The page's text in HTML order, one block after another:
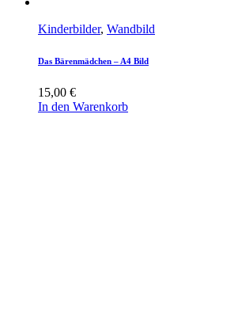
Kinderbilder, Wandbild
Das Bärenmädchen – A4 Bild
15,00 €
In den Warenkorb